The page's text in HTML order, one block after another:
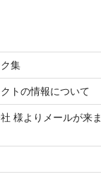
集
トの情報について
様よりメールが来ま